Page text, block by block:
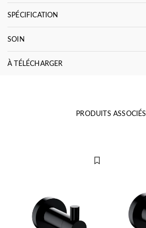
SPÉCIFICATION
SOIN
À TÉLÉCHARGER
PRODUITS ASSOCIÉS